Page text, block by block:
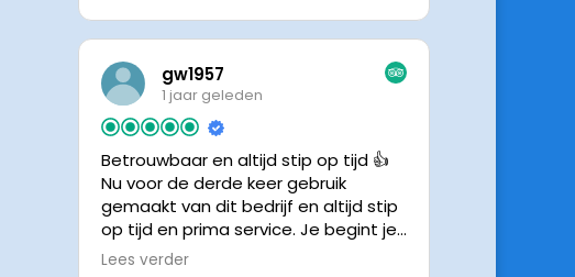
gw1957
1 jaar geleden
Betrouwbaar en altijd stip op tijd 👍
Nu voor de derde keer gebruik
gemaakt van dit bedrijf en altijd stip
op tijd en prima service. Je begint je
vakantie zonder zorgen iig. 👍👍
Lees verder